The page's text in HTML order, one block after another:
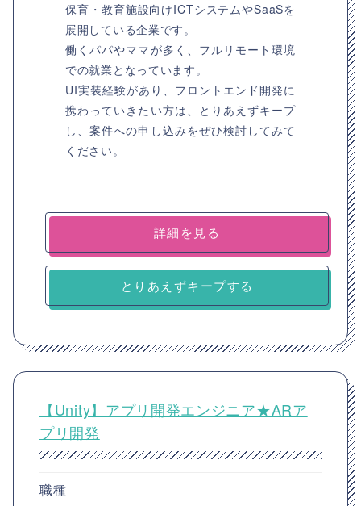
保育・教育施設向けICTシステムやSaaSを
展開している企業です。
働くパパやママが多く、フルリモート環境
での就業となっています。
UI実装経験があり、フロントエンド開発に
携わっていきたい方は、とりあえずキープ
し、案件への申し込みをぜひ検討してみて
ください。
詳細を見る
とりあえずキープする
【Unity】アプリ開発エンジニア★ARア
プリ開発
職種